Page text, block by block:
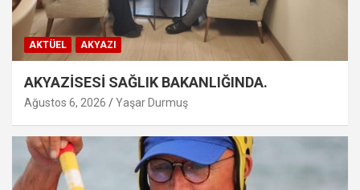
AKTÜEL AKYAZI
AKYAZİSESİ SAĞLIK BAKANLIĞINDA.
Ağustos 6, 2026 Yaşar Durmuş